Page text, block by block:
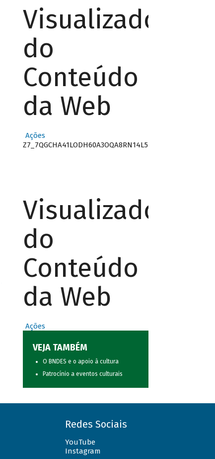
Visualizador
do
Conteúdo
da Web
Ações
Z7_7QGCHA41LODH60A3OQA8RN14L5
Visualizador
do
Conteúdo
da Web
Ações
VEJA TAMBÉM
O BNDES e o apoio à cultura
Patrocínio a eventos culturais
Redes Sociais
YouTube
Instagram